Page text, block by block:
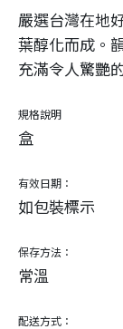
嚴選台灣在地
葉醇化而成。
充滿令人驚艷
規格說明
盒
有效日期：
如包裝標示
保存方法：
常溫
配送方式：